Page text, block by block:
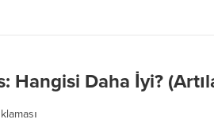
Hangisi Daha İyi?